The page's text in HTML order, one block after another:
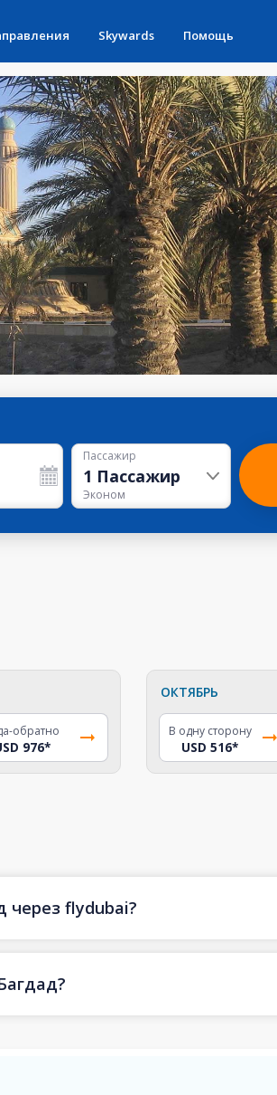
Skywards Помощь
Пассажир
1 Пассажир
Эконом
обратно
976*
ОКТЯБРЬ
В одну сторону
USD 516*
через flydubai?